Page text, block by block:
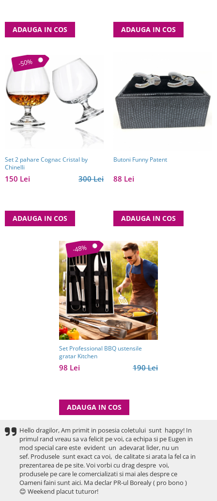
ADAUGA IN COS ADAUGA IN COS
-50%
Set 2 pahare Cognac Cristal by
Chinelli
300 Lei
150 Lei
ADAUGA IN COS
Butoni Funny Patent
88 Lei
ADAUGA IN COS
-48%
Set Professional BBQ ustensile
gratar Kitchen
190 Lei
98 Lei
ADAUGA IN COS
Hello dragilor, Am primit in posesia coletului sunt happy! In
primul rand vreau sa va felicit pe voi, ca echipa si pe Eugen in
mod special care este evident un adevarat lider, nu un
sef. Produsele sunt exact ca voi, de calitate si arata la fel ca in
prezentarea de pe site. Voi vorbi cu drag despre voi,
produsele pe care le comercializati si mai ales despre ce
Oameni faini sunt aici. Ma declar PR-ul Borealy ( pro bono )
😊 Weekend placut tuturor!